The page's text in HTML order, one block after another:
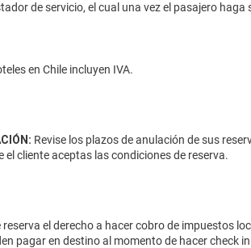
de servicio, el cual una vez el pasajero
en Chile incluyen IVA.
Revise los plazos de anulación de sus
el cliente aceptas las condiciones de reserva.
reserva el derecho a hacer cobro de impuestos
pagar en destino al momento de hacer check